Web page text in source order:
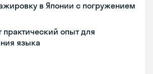
в Японии с погружением
практический опыт для
языка